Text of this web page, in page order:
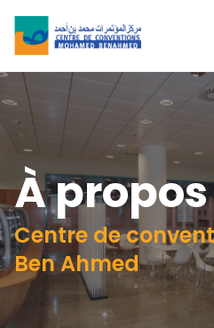
À
Centre de
Ben Ahmed